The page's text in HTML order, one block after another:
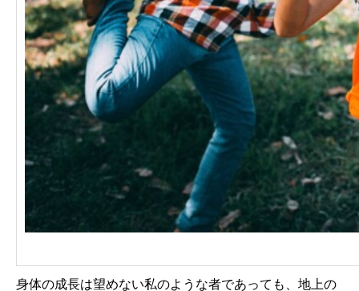
身体の成長は望めない私のような者であっても、地上の